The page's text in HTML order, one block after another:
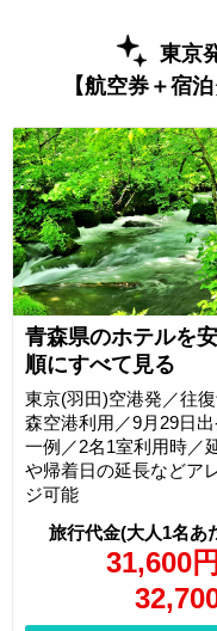
東京
【航空券＋宿
青森県のホテルを
順にすべて見る
31,600円
東京(羽田)空港発／往
森空港利用／9月29日出
一例／2名1室利用時／
や帰着日の延長などア
ジ可能